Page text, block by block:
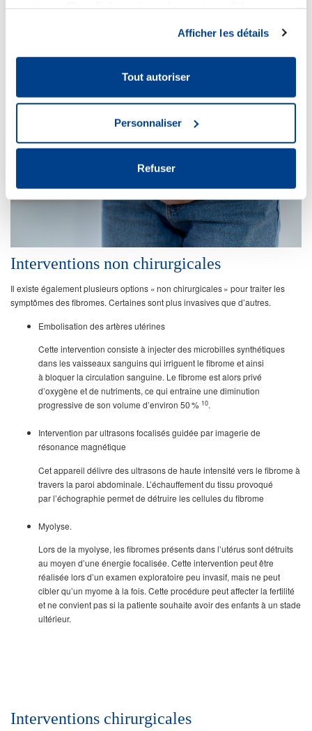
Afficher les détails
Tout autoriser
Personnaliser
Refuser
Interventions non chirurgicales
Il existe également plusieurs options « non chirurgicales » pour traiter les
symptômes des fibromes. Certaines sont plus invasives que d’autres.
Embolisation des artères utérines
Cette intervention consiste à injecter des microbilles synthétiques
dans les vaisseaux sanguins qui irriguent le fibrome et ainsi
à bloquer la circulation sanguine. Le fibrome est alors privé
d’oxygène et de nutriments, ce qui entraîne une diminution
progressive de son volume d’environ 50 % 10.
Intervention par ultrasons focalisés guidée par imagerie de
résonance magnétique
Cet appareil délivre des ultrasons de haute intensité vers le fibrome à
travers la paroi abdominale. L’échauffement du tissu provoqué
par l’échographie permet de détruire les cellules du fibrome
Myolyse.
Lors de la myolyse, les fibromes présents dans l’utérus sont détruits
au moyen d’une énergie focalisée. Cette intervention peut être
réalisée lors d’un examen exploratoire peu invasif, mais ne peut
cibler qu’un myome à la fois. Cette procédure peut affecter la fertilité
et ne convient pas si la patiente souhaite avoir des enfants à un stade
ultérieur.
Interventions chirurgicales